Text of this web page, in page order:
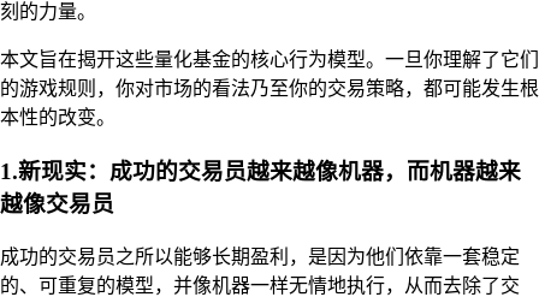
刻的力量。
本文旨在揭开这些量化基金的核心行为模型。一旦你理解了它们
的游戏规则，你对市场的看法乃至你的交易策略，都可能发生根
本性的改变。
1.新现实：成功的交易员越来越像机器，而机器越来
越像交易员
成功的交易员之所以能够长期盈利，是因为他们依靠一套稳定
的、可重复的模型，并像机器一样无情地执行，从而去除了交